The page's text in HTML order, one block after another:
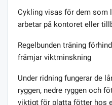
Cykling visas för dem
arbetar på kontoret eller
Regelbunden träning
främjar viktminskning
Under ridning fungerar de
ryggen, nedre ryggen och
viktigt för platta fötter hos